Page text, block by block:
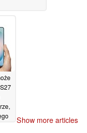
Show more articles